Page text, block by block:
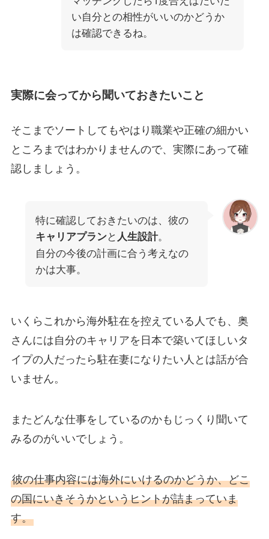
い自分との相性がいいのかどうか
は確認できるね。
実際に会ってから聞いておきたいこと
そこまでソートしてもやはり職業や正確の細かい
ところまではわかりませんので、実際にあって確
認しましょう。
特に確認しておきたいのは、彼の
キャリアプランと 人生設計。
自分の今後の計画に合う考えなの
かは大事。
いくらこれから海外駐在を控えている人でも、奥
さんには自分のキャリアを日本で築いてほしいタ
イプの人だったら駐在妻になりたい人とは話が合
いません。
またどんな仕事をしているのかもじっくり聞いて
みるのがいいでしょう。
彼の仕事内容には海外にいけるのかどうか、どこ
の国にいきそうかというヒントが詰まっていま
す。